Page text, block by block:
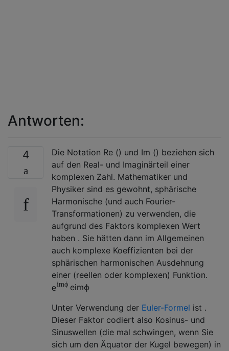
Antworten:
4
Die Notation Re () und Im () beziehen sich
auf den Real- und Imaginärteil einer
komplexen Zahl. Mathematiker und
Physiker sind es gewohnt, sphärische
Harmonische (und auch Fourier-
Transformationen) zu verwenden, die
aufgrund des Faktors komplexen Wert
haben . Sie hätten dann im Allgemeinen
auch komplexe Koeffizienten bei der
sphärischen harmonischen Ausdehnung
einer (reellen oder komplexen) Funktion.
eimϕ eimϕ
Unter Verwendung der Euler-Formel ist .
Dieser Faktor codiert also Kosinus- und
Sinuswellen (die mal schwingen, wenn Sie
sich um den Äquator der Kugel bewegen) in